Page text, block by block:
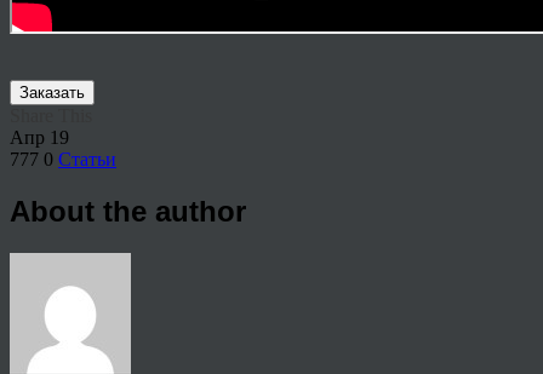
Заказать
Апр 19
777 0 Статьи
About the author